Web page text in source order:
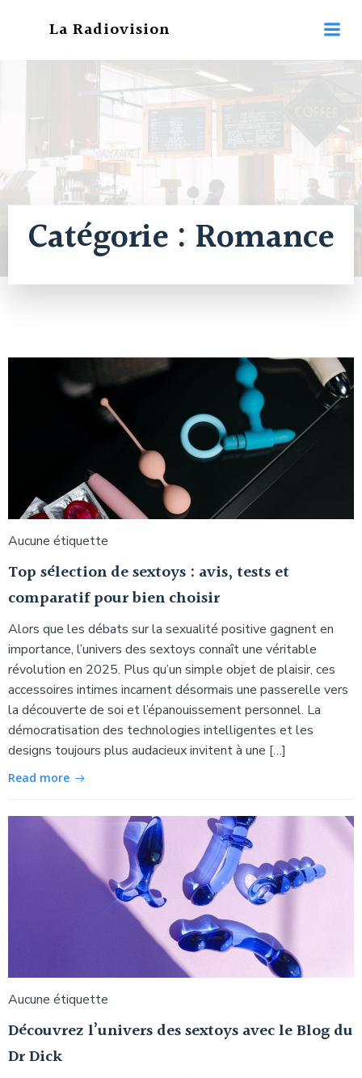
La Radiovision
Catégorie : Romance
Aucune étiquette
Top sélection de sextoys : avis, tests et
comparatif pour bien choisir
Alors que les débats sur la sexualité positive gagnent en
importance, l’univers des sextoys connaît une véritable
révolution en 2025. Plus qu’un simple objet de plaisir, ces
accessoires intimes incarnent désormais une passerelle vers
la découverte de soi et l’épanouissement personnel. La
démocratisation des technologies intelligentes et les
designs toujours plus audacieux invitent à une […]
Read more
Aucune étiquette
Découvrez l’univers des sextoys avec le Blog du
Dr Dick